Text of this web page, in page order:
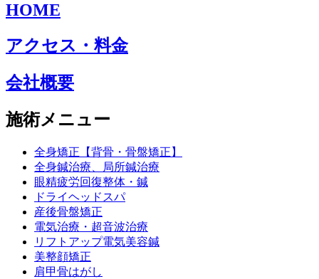
HOME
アクセス・料金
会社概要
施術メニュー
全身矯正【背骨・骨盤矯正】
全身鍼治療、局所鍼治療
眼精疲労回復整体・鍼
ドライヘッドスパ
産後骨盤矯正
電気治療・超音波治療
リフトアップ電気美容鍼
美整顔矯正
肩甲骨はがし